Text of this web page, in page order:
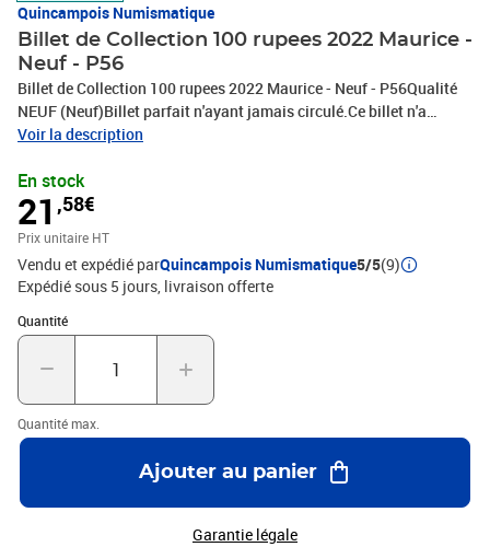
Quincampois Numismatique
Billet de Collection 100 rupees 2022 Maurice -
Neuf - P56
Billet de Collection 100 rupees 2022 Maurice - Neuf - P56Qualité
NEUF (Neuf)Billet parfait n'ayant jamais circulé.Ce billet n'a
jamais été manipulé et ne présente pas trou d'épingle ni pliure.
Voir la description
En stock
21 ,58€
Prix unitaire HT
Vendu et expédié parQuincampois Numismatique5/5(9)
Expédié sous 5 jours livraison offerte
Quantité
Quantité : 1
Quantité max.
Ajouter au panier
Garantie légale